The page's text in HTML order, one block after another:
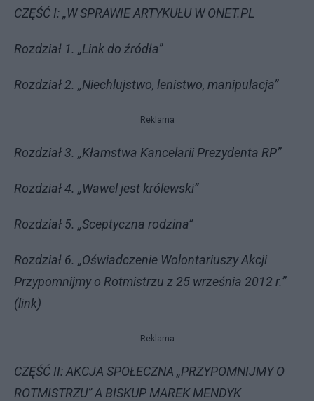
CZĘŚĆ I: „W SPRAWIE ARTYKUŁU W ONET.PL
Rozdział 1. „Link do źródła”
Rozdział 2. „Niechlujstwo, lenistwo, manipulacja”
Reklama
Rozdział 3. „Kłamstwa Kancelarii Prezydenta RP”
Rozdział 4. „Wawel jest królewski”
Rozdział 5. „Sceptyczna rodzina”
Rozdział 6. „Oświadczenie Wolontariuszy Akcji
Przypomnijmy o Rotmistrzu z 25 września 2012 r.”
(link)
Reklama
CZĘŚĆ II: AKCJA SPOŁECZNA „PRZYPOMNIJMY O
ROTMISTRZU” A BISKUP MAREK MENDYK